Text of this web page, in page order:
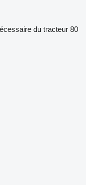
du tracteur 80